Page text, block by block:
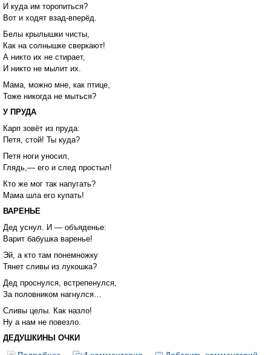
И куда им торопиться?
Вот и ходят взад-вперёд.
Белы крылышки чисты,
Как на солнышке сверкают!
А никто их не стирает,
И никто не мылит их.
Мама, можно мне, как птице,
Тоже никогда не мыться?
У ПРУДА
Карп зовёт из пруда:
Петя, стой! Ты куда?
Петя ноги уносил,
Глядь,— его и след простыл!
Кто же мог так напугать?
Мама шла его купать!
ВАРЕНЬЕ
Дед уснул. И — объяденье:
Варит бабушка варенье!
Эй, а кто там понемножку
Тянет сливы из лукошка?
Дед проснулся, встрепенулся,
За половником нагнулся…
Сливы целы. Как назло!
Ну а нам не повезло.
ДЕДУШКИНЫ ОЧКИ